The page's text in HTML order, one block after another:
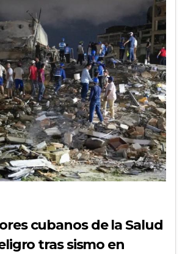
cubanos de la Salud
tras sismo en